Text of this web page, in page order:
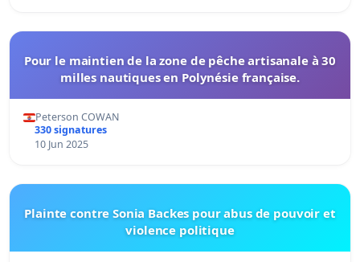
Pour le maintien de la zone de pêche artisanale à 30
milles nautiques en Polynésie française.
Peterson COWAN
330 signatures
10 Jun 2025
Plainte contre Sonia Backes pour abus de pouvoir et
violence politique